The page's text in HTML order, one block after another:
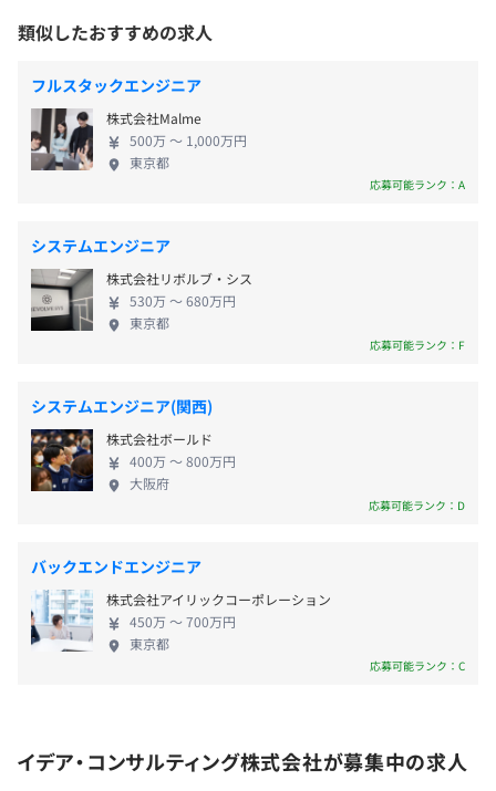
＜変更範囲＞
受動喫煙防止措置に関する事項
屋内全面禁煙
各線秋葉原駅より徒歩4分程
＜標準的な勤務時間帯＞
9:00～17:30
※フレックスタイム制（フルフレックス）
時間外労働有無：有
休憩時間：60分（12:00～13:00）
平均残業時間：月平均20時間
■年間休日：122日（完全週休2日制／土日祝、年末年
始）
■年次有給休暇：初年度10日～最高20日
■その他：特別休暇（年3日間、有給とは別に取得可
能）、慶弔休暇、研修休暇 等
通勤手当：会社規定による
厚生年金基金：全国情報サービス産業企業年金基金
退職金制度：会社規定による
こないます。
を手がけていた前身企業での豊富な経験もあり、25
年間にわたる業務実績を積み重ねています。クラウド
ERPビジネスにおける国内のリーディングカンパニー
を目指しており、事業成長に貢献してくださる新た
な仲間を募集中です！ ◆全工程に携わり課題解決に
尽力する 「クライアント企業の事業発展につなげる
ソリューション提案」に定評があります。クライアン
ティング・構築・運用保守まで幅広く携わり、課題
を解決していくやりがいの大きい仕事です。全体を見
渡しながら業務改革に取り組めたり、ERPだけでなく
その周りのソリューションも提案できるため、相乗
効果を生み出せるおもしろさも感じられます。
類似したおすすめの求人
フルスタックエンジニア
株式会社Malme
500万 〜 1,000万円
東京都
応募可能ランク：A
システムエンジニア
株式会社リボルブ・シス
530万 〜 680万円
東京都
応募可能ランク：F
システムエンジニア(関西)
株式会社ボールド
400万 〜 800万円
大阪府
応募可能ランク：D
バックエンドエンジニア
株式会社アイリックコーポレーション
450万 〜 700万円
東京都
応募可能ランク：C
イデア・コンサルティング株式会社が募集中の求人